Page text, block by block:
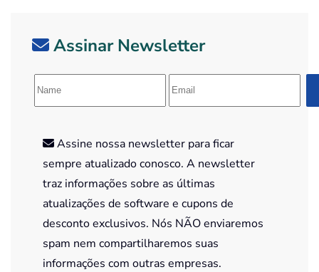
Assinar Newsletter
Assine nossa newsletter para ficar
sempre atualizado conosco. A newsletter
traz informações sobre as últimas
atualizações de software e cupons de
desconto exclusivos. Nós NÃO enviaremos
spam nem compartilharemos suas
informações com outras empresas.